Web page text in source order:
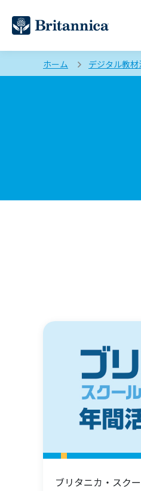
ホーム デジタル教
ブリタニカ・スク